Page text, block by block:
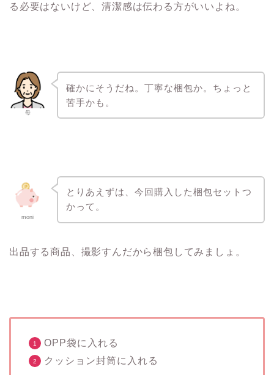
る必要はないけど、清潔感は伝わる方がいいよね。
母
確かにそうだね。丁寧な梱包か。ちょっと
苦手かも。
moni
とりあえずは、今回購入した梱包セットつ
かって。
出品する商品、撮影すんだから梱包してみましょ。
OPP袋に入れる
クッション封筒に入れる